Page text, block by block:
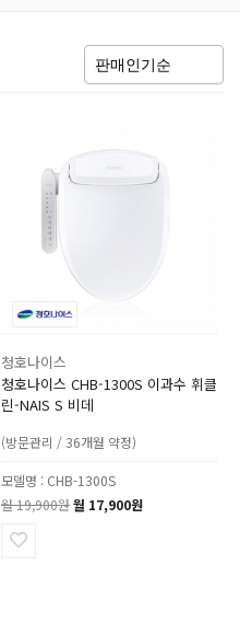
청호나이스
청호나이스 CHB-1300S 이과수 휘클
린-NAIS S 비데
(방문관리 / 36개월 약정)
모델명 : CHB-1300S
월 19,900원월 17,900원